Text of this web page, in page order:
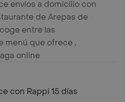
envíos a domicilio con
de Arepas de
entre las
menú que ofrece ,
online
con Rappi 15 días